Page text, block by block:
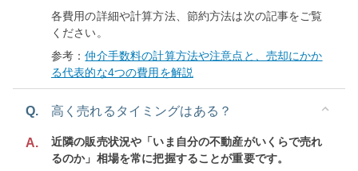
各費用の詳細や計算方法、節約方法は次の記事をご覧
ください。
参考：仲介手数料の計算方法や注意点と、売却にかか
る代表的な4つの費用を解説
Q. 高く売れるタイミングはある？
A.
近隣の販売状況や「いま自分の不動産がいくらで売れ
るのか」相場を常に把握することが重要です。